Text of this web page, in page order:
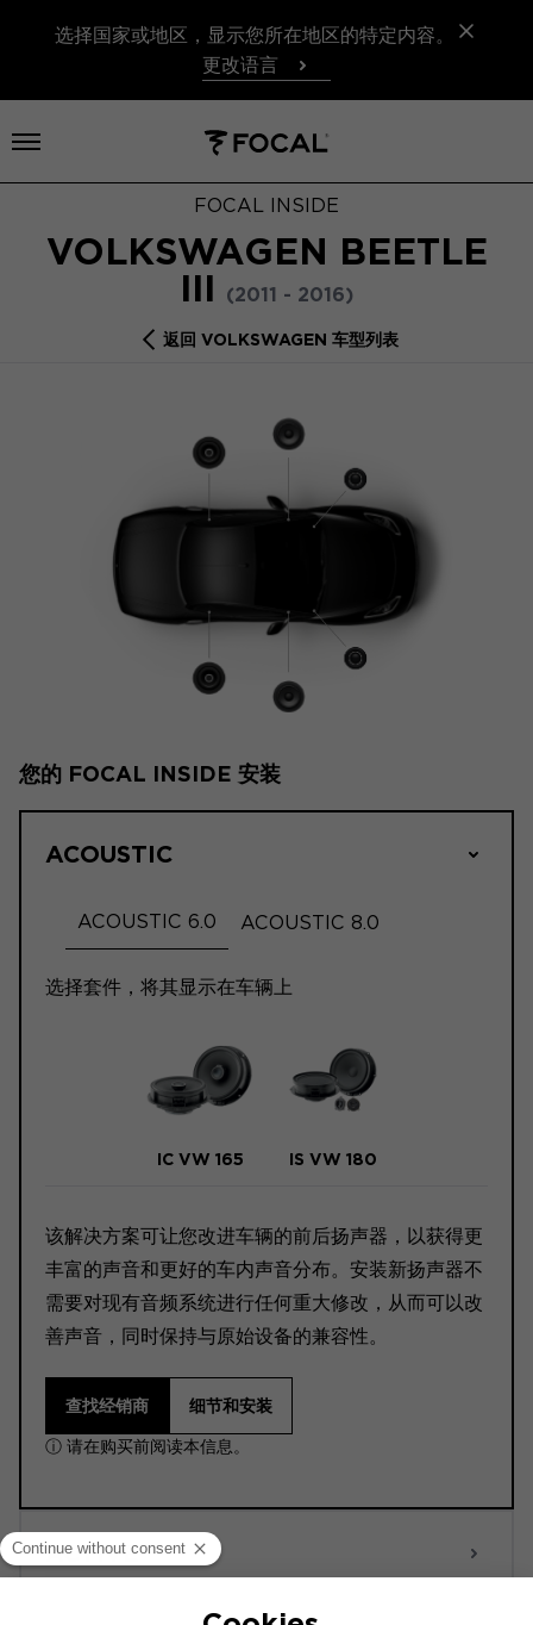
选择国家或地区，显示您所在地区的特定内容。
更改语言
打开菜单
FOCAL INSIDE
VOLKSWAGEN BEETLE
III
(2011 - 2016)
返回 VOLKSWAGEN 车型列表
您的 FOCAL INSIDE 安装
ACOUSTIC
ACOUSTIC 6.0 ACOUSTIC 8.0
选择套件，将其显示在车辆上
IC VW 165 IS VW 180
该解决方案可让您改进车辆的前后扬声器，以获得更
丰富的声音和更好的车内声音分布。安装新扬声器不
需要对现有音频系统进行任何重大修改，从而可以改
善声音，同时保持与原始设备的兼容性。
查找经销商 细节和安装
ⓘ 请在购买前阅读本信息。
ACTIVE